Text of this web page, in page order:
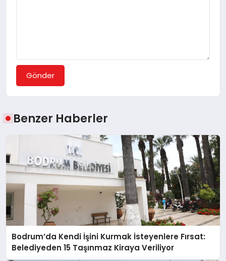
Gönder
Benzer Haberler
Bodrum’da Kendi İşini Kurmak İsteyenlere Fırsat:
Belediyeden 15 Taşınmaz Kiraya Veriliyor